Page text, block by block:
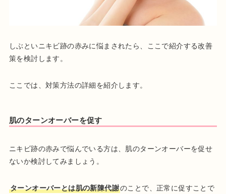
しぶといニキビ跡の赤みに悩まされたら、ここで紹介する改善
策を検討します。
ここでは、対策方法の詳細を紹介します。
肌のターンオーバーを促す
ニキビ跡の赤みで悩んでいる方は、肌のターンオーバーを促せ
ないか検討してみましょう。
ターンオーバーとは肌の新陳代謝のことで、正常に促すことで